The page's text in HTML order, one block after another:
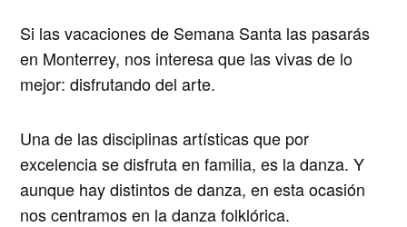
Si las vacaciones de Semana Santa las pasarás
en Monterrey, nos interesa que las vivas de lo
mejor:disfrutando del arte.
Una de las disciplinas artísticas que por
excelencia se disfruta en familia, es la danza. Y
aunque hay distintos de danza, en esta ocasión
nos centramos en ladanza folklórica.